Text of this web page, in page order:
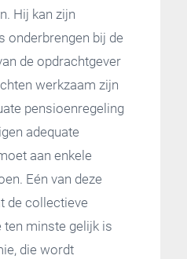
Hij kan zijn
onderbrengen bij de
de opdrachtgever
werkzaam zijn
pensioenregeling
adequate
aan enkele
Eén van deze
de collectieve
minste gelijk is
die wordt